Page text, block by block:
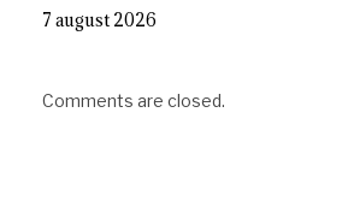
7 august 2026
Comments are closed.